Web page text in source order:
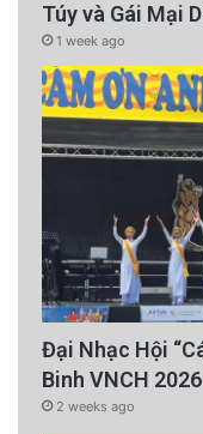
Túy và Gái Mại
1 week ago
Đại Nhạc Hội
Binh VNCH
2 weeks ago